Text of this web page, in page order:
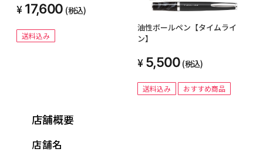
17,600 (税込)
送料込み
油性ボールペン【タイムライ
ン】
5,500 (税込)
送料込み おすすめ商品
店舗概要
店舗名